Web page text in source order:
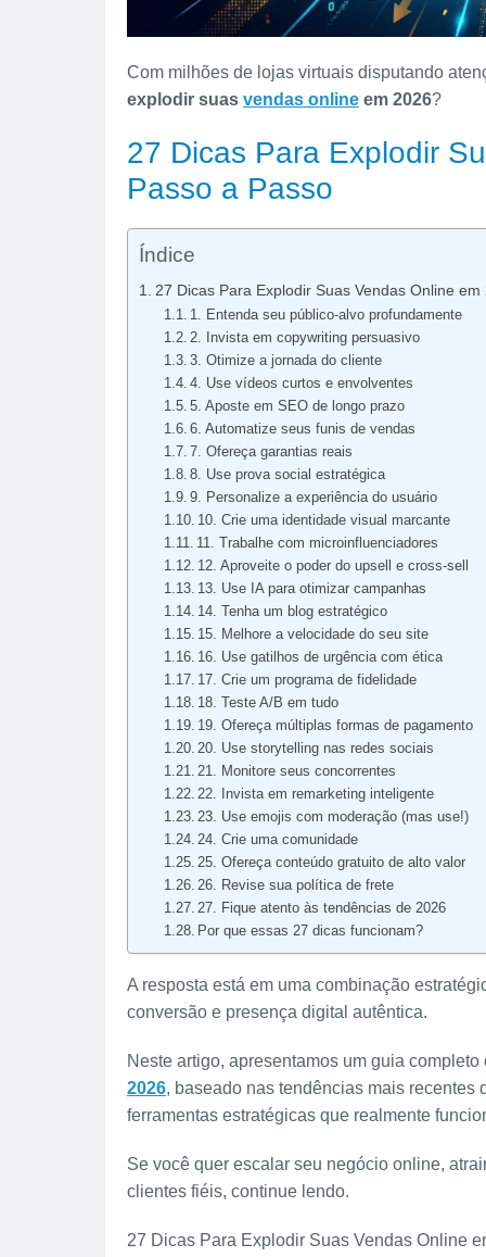
Com milhões de lojas virtuais disputando
explodir suas vendas online em 2026?
27 Dicas Para Explodir
Passo a Passo
Índice
27 Dicas Para Explodir Suas Vendas Online
1. Entenda seu público-alvo profundamente
2. Invista em copywriting persuasivo
3. Otimize a jornada do cliente
4. Use vídeos curtos e envolventes
5. Aposte em SEO de longo prazo
6. Automatize seus funis de vendas
7. Ofereça garantias reais
8. Use prova social estratégica
9. Personalize a experiência do usuário
10. Crie uma identidade visual marcante
11. Trabalhe com microinfluenciadores
12. Aproveite o poder do upsell e cross-sell
13. Use IA para otimizar campanhas
14. Tenha um blog estratégico
15. Melhore a velocidade do seu site
16. Use gatilhos de urgência com ética
17. Crie um programa de fidelidade
18. Teste A/B em tudo
19. Ofereça múltiplas formas de pagamento
20. Use storytelling nas redes sociais
21. Monitore seus concorrentes
22. Invista em remarketing inteligente
23. Use emojis com moderação (mas use!)
24. Crie uma comunidade
25. Ofereça conteúdo gratuito de alto valor
26. Revise sua política de frete
27. Fique atento às tendências de 2026
Por que essas 27 dicas funcionam?
A resposta está em uma combinação
conversão e presença digital autêntica.
Neste artigo, apresentamos um guia completo
2026, baseado nas tendências mais recentes
ferramentas estratégicas que realmente
Se você quer escalar seu negócio online,
clientes fiéis, continue lendo.
27 Dicas Para Explodir Suas Vendas Online